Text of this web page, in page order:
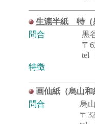
生漉半紙 特（
問合
黒
〒
tel
特徴
画仙紙（烏山和
問合
烏
〒